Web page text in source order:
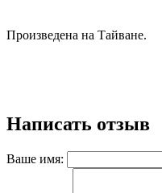
Произведена на Тайване.
Написать отзыв
Ваше имя: